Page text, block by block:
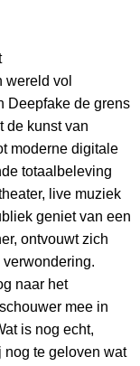
wereld vol
Deepfake de grens
de kunst van
moderne digitale
totaalbeleving
live muziek
geniet van een
ontvouwt zich
naar het
mee in
is nog echt,
te geloven wat